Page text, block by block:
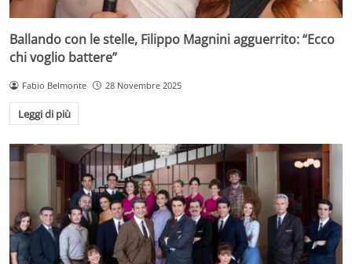
Ballando con le stelle, Filippo Magnini agguerrito: “Ecco
chi voglio battere”
Fabio Belmonte 28 Novembre 2025
Leggi di più